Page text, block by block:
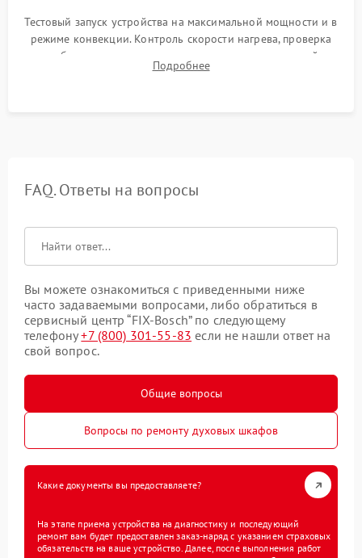
Тестовый запуск устройства на максимальной мощности и в
режиме конвекции. Контроль скорости нагрева, проверка
срабатывания термостата при достижении заданной
температуры и тест на отсутствие утечек тока.
Подробнее
FAQ. Ответы на вопросы
Вы можете ознакомиться с приведенными ниже
часто задаваемыми вопросами, либо обратиться в
сервисный центр “FIX-Bosch” по следующему
телефону+7 (800) 301-55-83 если не нашли ответ на
свой вопрос.
Общие вопросы
Вопросы по ремонту духовых шкафов
Какие документы вы предоставляете?
На этапе приема устройства на диагностику и последующий
ремонт вам будет предоставлен заказ-наряд с указанием страховых
обязательств на ваше устройство. Далее, после выполнения работ